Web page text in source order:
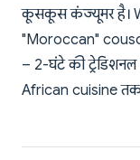
कूसकूस कंज्यूमर है।
"Moroccan"
– 2-घंटे की
African cuisine तक